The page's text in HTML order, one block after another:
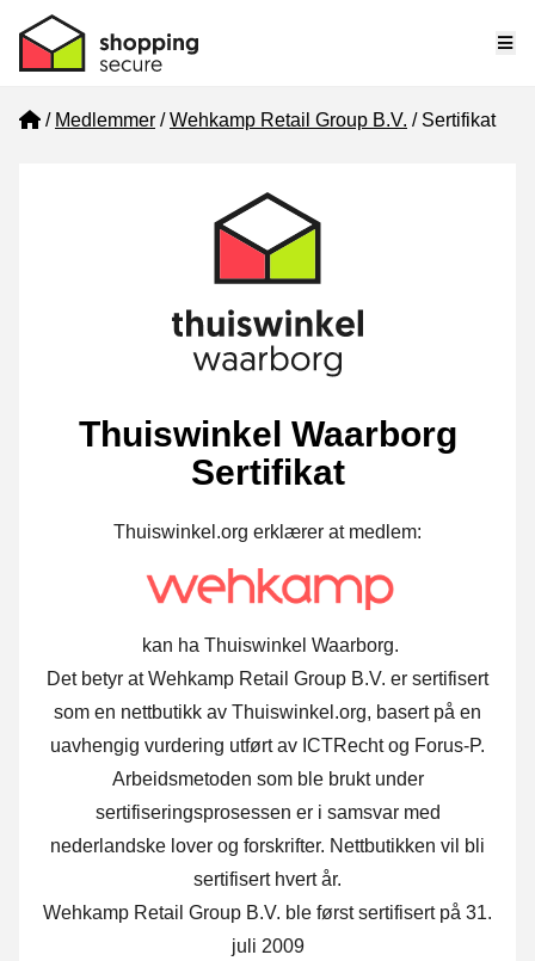
Home
Medlemmer Wehkamp Retail Group B.V. Sertifikat
Thuiswinkel Waarborg
Sertifikat
Thuiswinkel.org erklærer at medlem:
kan ha Thuiswinkel Waarborg.
Det betyr at Wehkamp Retail Group B.V. er sertifisert
som en nettbutikk av Thuiswinkel.org, basert på en
uavhengig vurdering utført av ICTRecht og Forus-P.
Arbeidsmetoden som ble brukt under
sertifiseringsprosessen er i samsvar med
nederlandske lover og forskrifter. Nettbutikken vil bli
sertifisert hvert år.
Wehkamp Retail Group B.V. ble først sertifisert på 31.
juli 2009